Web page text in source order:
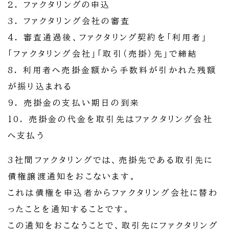
2. ファクタリングの申込
3. ファクタリング会社の審査
4. 審査通過後、ファクタリング契約を「利用者」
「ファクタリング会社」「取引（売掛）先」で締結
8. 利用者へ売掛金額から手数料が引かれた残額
が振り込まれる
9. 売掛金の支払い期日の到来
10. 売掛金の代金を取引先はファクタリング会社
へ支払う
3社間ファクタリングでは、売掛先である取引先に
債権譲渡通知をおこないます。
これは債権を申込者からファクタリング会社に替わ
ったことを通知することです。
この通知をおこなうことで、取引先にファクタリング